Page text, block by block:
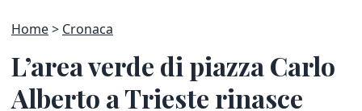
Home Cronaca
L’area verde di piazza Carlo
Alberto a Trieste rinasce